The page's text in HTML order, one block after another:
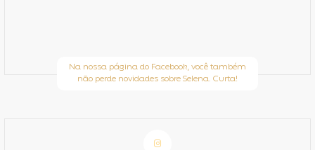
Na nossa página do Facebook, você também
não perde novidades sobre Selena. Curta!